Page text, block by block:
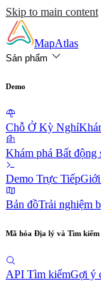
Skip to main content
MapAtlas
Sản phẩm
Demo
Chỗ Ở Kỳ Nghỉ
Khám phá Bất động
Demo Trực TiếpGiới
Bản đồTrải nghiệm
Mã hóa Địa lý và Tìm
API Tìm kiếmGợi ý